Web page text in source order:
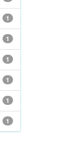
1
1
1
1
1
1